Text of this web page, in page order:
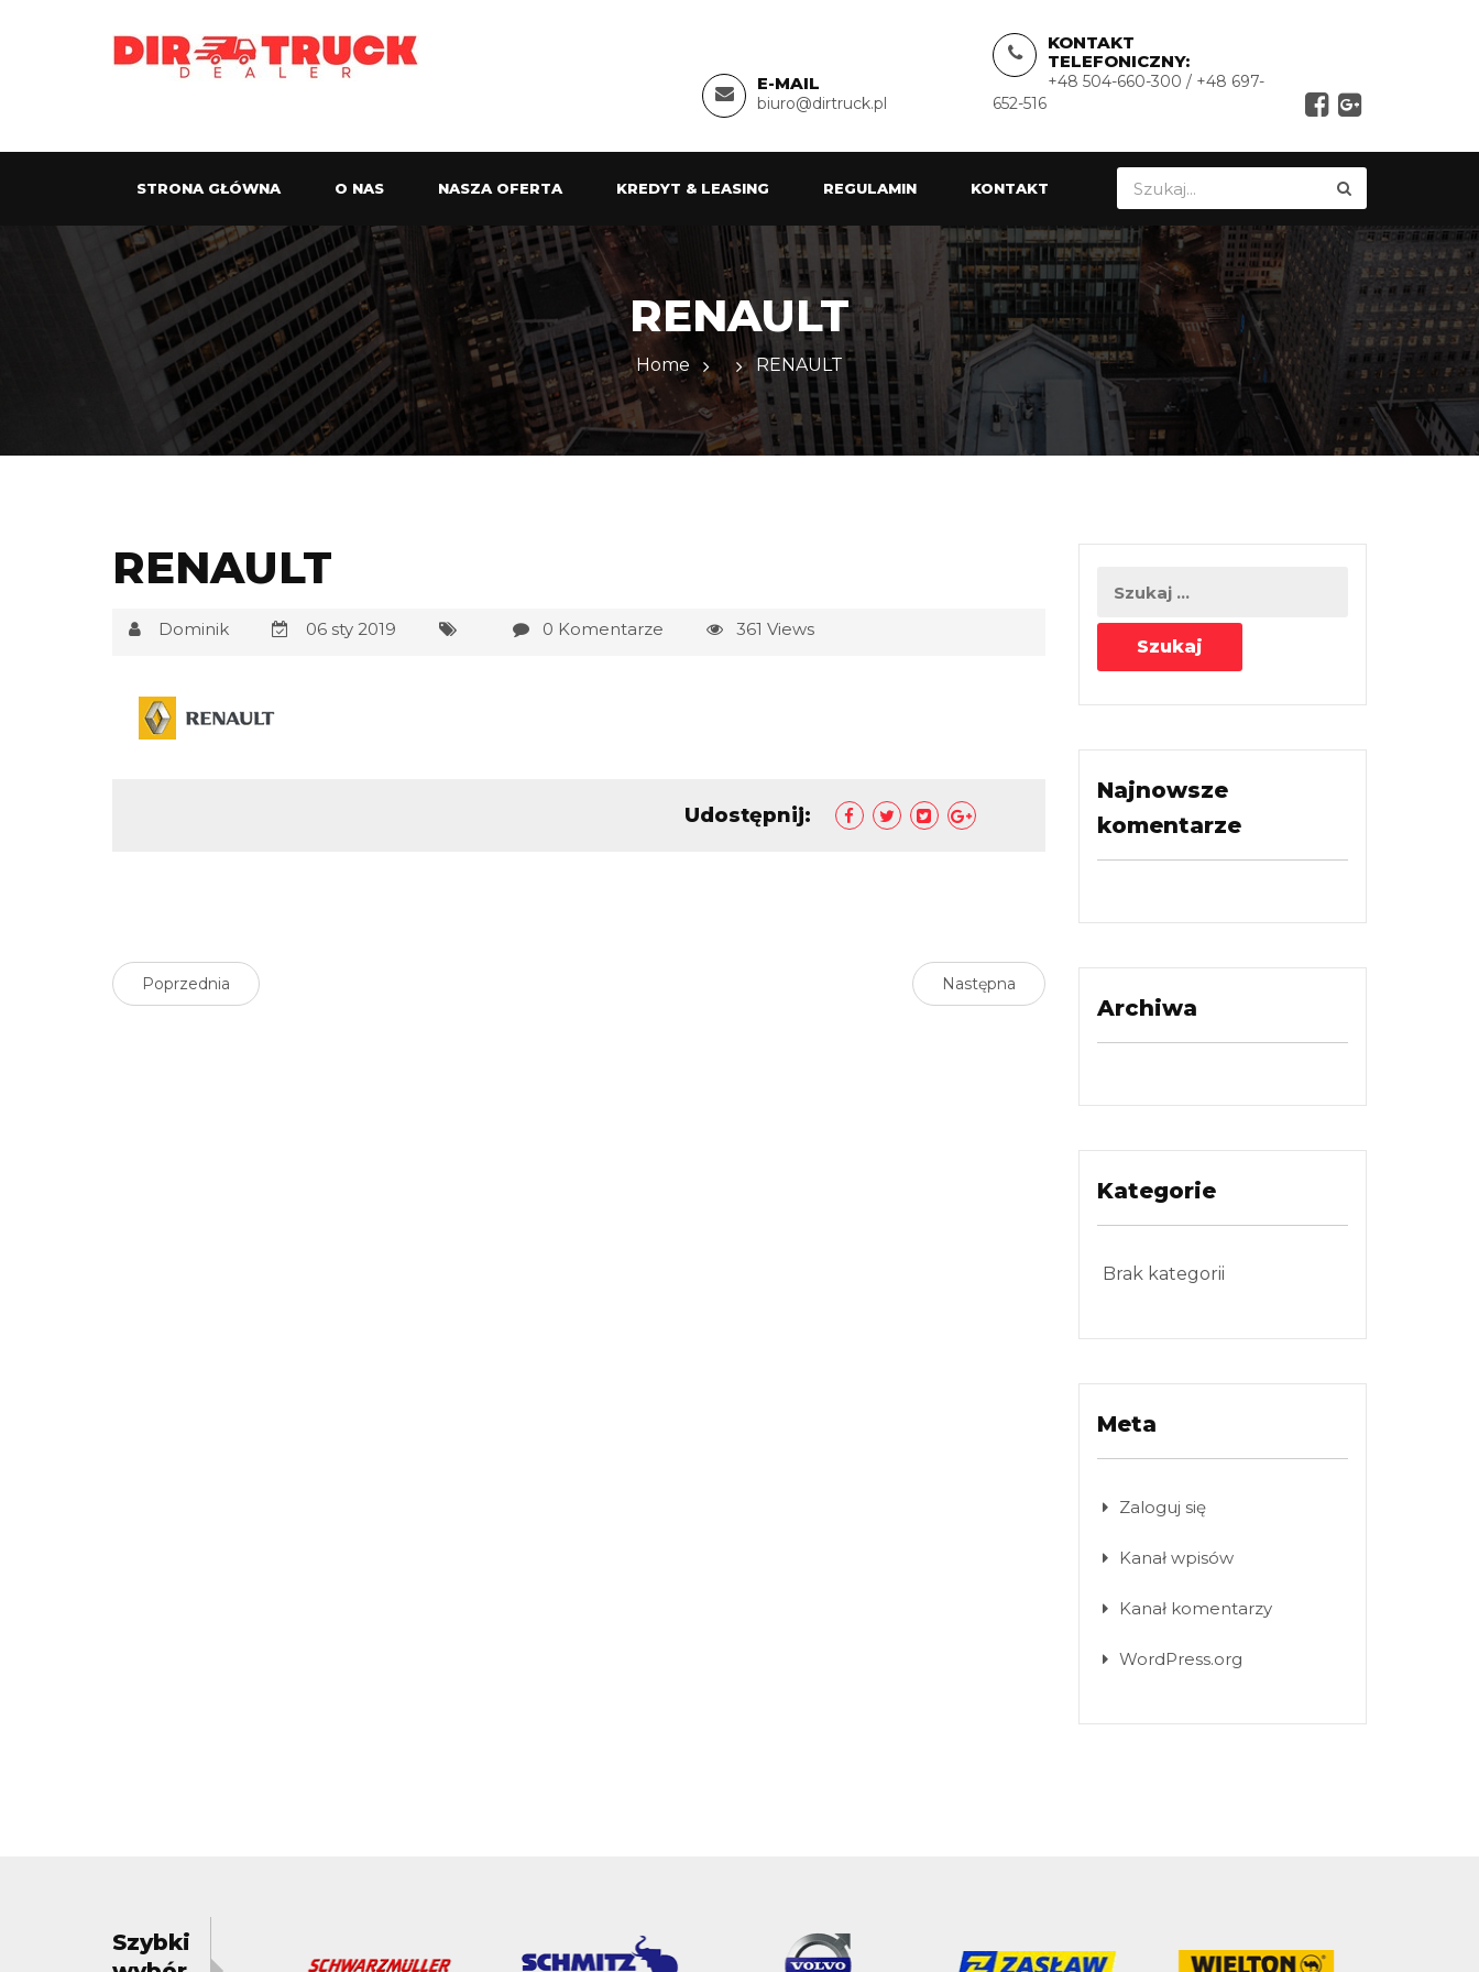
E-MAIL
biuro@dirtruck.pl
KONTAKT
TELEFONICZNY:
+48 504-660-300 / +48 697-
652-516
STRONA GŁÓWNA O NAS NASZA OFERTA KREDYT & LEASING REGULAMIN KONTAKT
RENAULT
Home RENAULT
RENAULT
Dominik 06 sty 2019 0 Komentarze 361 Views
Udostępnij:
Poprzednia Następna
Najnowsze
komentarze
Archiwa
Kategorie
Brak kategorii
Meta
Zaloguj się
Kanał wpisów
Kanał komentarzy
WordPress.org
Szybki